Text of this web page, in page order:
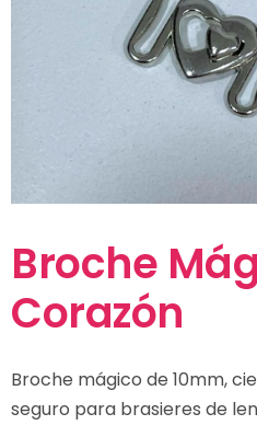
Broche
Corazón
Broche mágico de 10mm,
seguro para brasieres de